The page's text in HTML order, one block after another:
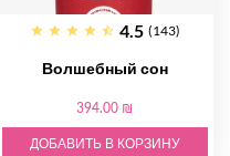
4.5 (143)
Волшебный сон
394.00 ₪
ДОБАВИТЬ В КОРЗИНУ